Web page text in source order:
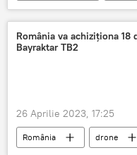
România va achiziționa 18
Bayraktar TB2
26 Aprilie 2023, 17:25
România drone